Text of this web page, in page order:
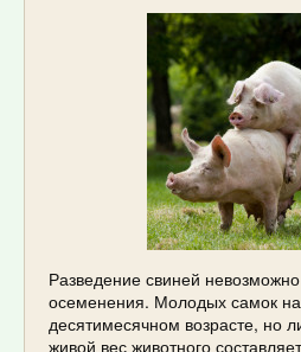
Разведение свиней
осеменения. Молодых самок
десятимесячном возрасте, но
живой вес животного